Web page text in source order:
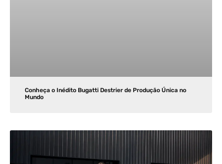
Conheça o Inédito Bugatti Destrier de Produção Única no
Mundo